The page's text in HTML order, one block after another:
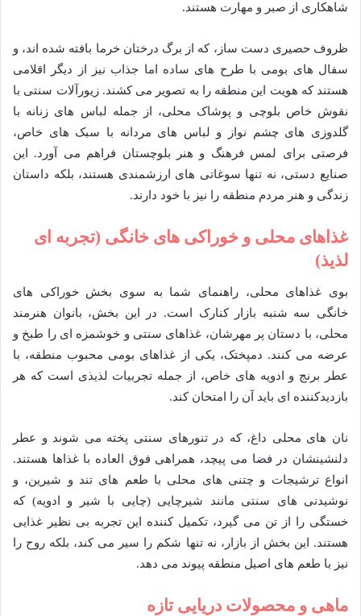
شاهکاری از صبر و مهارت هستند.
ظروف حصیری دست ساز، که از برگ درختان خرما بافته شده اند، و
سفال های بومی با طرح های ساده اما جذاب نیز از دیگر اقلامی
هستند که هویت این منطقه را به تصویر می کشند. زیورآلات سنتی با
نقوش خاص بلوچی و پوشاک محلی، از جمله لباس های زنانه با
گلدوزی های چشم نواز و لباس های مردانه با سبک های خاص،
فرصتی برای لمس فرهنگ و هنر بلوچستان فراهم می آورد. این
صنایع دستی، نه تنها سوغاتی های ارزشمندی هستند، بلکه داستان
زندگی و هنر مردم منطقه را نیز با خود دارند.
غذاهای محلی و خوراکی های خانگی (تجربه ای
لذیذ)
بوی غذاهای محلی، راهنمای شما به سوی بخش خوراکی های
خانگی سه شنبه بازار کنارک است. در این بخش، بانوان هنرمند
محلی، با دستان پر مهرشان، غذاهای سنتی و خوشمزه ای را طبخ و
عرضه می کنند. دمپختک، یکی از غذاهای بومی محبوب منطقه، با
عطر برنج و ادویه های خاص، از جمله تجربیات لذیذی است که هر
بازدیدکننده ای باید آن را امتحان کند.
نان های محلی داغ، که در تنورهای سنتی پخته می شوند و عطر
دلنشینشان در فضا می پیچد، همراهی فوق العاده با غذاها هستند.
انواع ترشیجات و چتنی های محلی با طعم های تند و شیرین، و
نوشیدنی های سنتی مانند شیرچایی (چایی با شیر و ادویه) که
خستگی را از تن می گیرد، تکمیل کننده این تجربه بی نظیر غذایی
هستند. این بخش از بازار، نه تنها شکم را سیر می کند، بلکه روح را
نیز با طعم های اصیل منطقه پیوند می دهد.
ماهی و محصولات دریایی تازه